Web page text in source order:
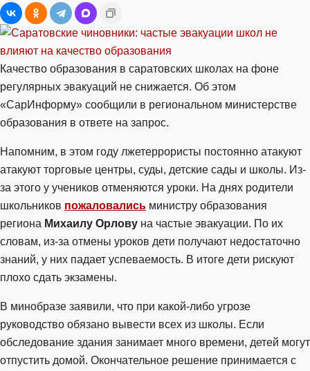
Качество образования в саратовских школах на фоне
регулярных эвакуаций не снижается. Об этом
«СарИнформу» сообщили в региональном министерстве
образования в ответе на запрос.
Напомним, в этом году лжетеррористы постоянно атакуют
атакуют торговые центры, суды, детские сады и школы. Из-
за этого у учеников отменяются уроки. На днях родители
школьников пожаловались министру образования
региона Михаилу Орлову на частые эвакуации. По их
словам, из-за отмены уроков дети получают недостаточно
знаний, у них падает успеваемость. В итоге дети рискуют
плохо сдать экзамены.
В минобразе заявили, что при какой-либо угрозе
руководство обязано вывести всех из школы. Если
обследование здания занимает много времени, детей могут
отпустить домой. Окончательное решение принимается с